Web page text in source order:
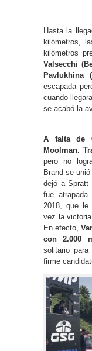
Hasta la
kilómetros,
kilómetros
Valsecchi
Pavlukhina
escapada
cuando
se acabó la
A falta de
Moolman.
pero no
Brand se
dejó a Spratt
fue
2018, que le
vez la
En efecto,
con 2.000
solitario
firme